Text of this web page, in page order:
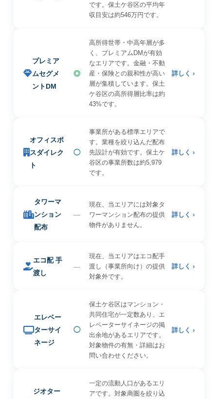
です。保土ケ谷区の平均年
収目安は約546万円です。
プレミア
ムセグメ
ントDM
◎
高所得世帯・中高年層が多
く、プレミアムDMが有効
なエリアです。金融・不動
産・保険との親和性が高い
層が集積しています。保土
ケ谷区の高所得層比率は約
43%です。
詳しく ›
オフィスポ
スダイレク
ト
◯
事業所がある標準エリアで
す。業種を絞り込んだ配布
先設計が有効です。保土ケ
谷区の事業所数は約5,979
です。
詳しく ›
タワーマ
ンション
配布
—
現在、当エリアには対象タ
ワーマンション配布の提供
物件がありません。
詳しく ›
エコ配 手
渡し
—
現在、当エリアはエコ配手
渡し（事業所向け）の提供
対象外です。
詳しく ›
エレベー
ターサイ
ネージ
◯
保土ケ谷区はマンション・
共同住宅が一定数あり、エ
レベーターサイネージの掲
出余地があるエリアです。
対象物件の有無・詳細はお
問い合わせください。
詳しく ›
ジオター
一定の流動人口があるエリ
アです。対象商圏を絞り込